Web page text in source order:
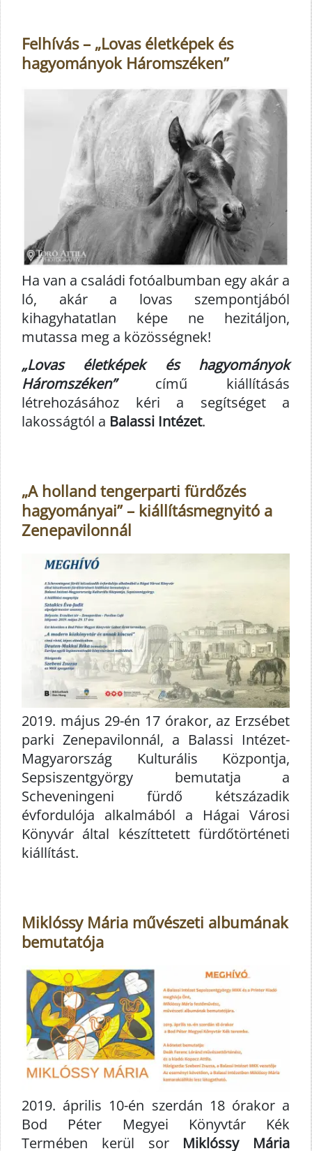
Felhívás – „Lovas életképek és
hagyományok Háromszéken”
Ha van a családi fotóalbumban egy akár a
ló, akár a lovas szempontjából
kihagyhatatlan képe ne hezitáljon,
mutassa meg a közösségnek!
„Lovas életképek és hagyományok
Háromszéken”című kiállításás
létrehozásához kéri a segítséget a
lakosságtól a Balassi Intézet.
„A holland tengerparti fürdőzés
hagyományai” – kiállításmegnyitó a
Zenepavilonnál
2019. május 29-én 17 órakor, az Erzsébet
parki Zenepavilonnál, a Balassi Intézet-
Magyarország Kulturális Központja,
Sepsiszentgyörgy bemutatja a
Scheveningeni fürdő kétszázadik
évfordulója alkalmából a Hágai Városi
Könyvár által készíttetett fürdőtörténeti
kiállítást.
Miklóssy Mária művészeti albumának
bemutatója
2019. április 10-én szerdán 18 órakor a
Bod Péter Megyei Könyvtár Kék
Termében kerül sor Miklóssy Mária